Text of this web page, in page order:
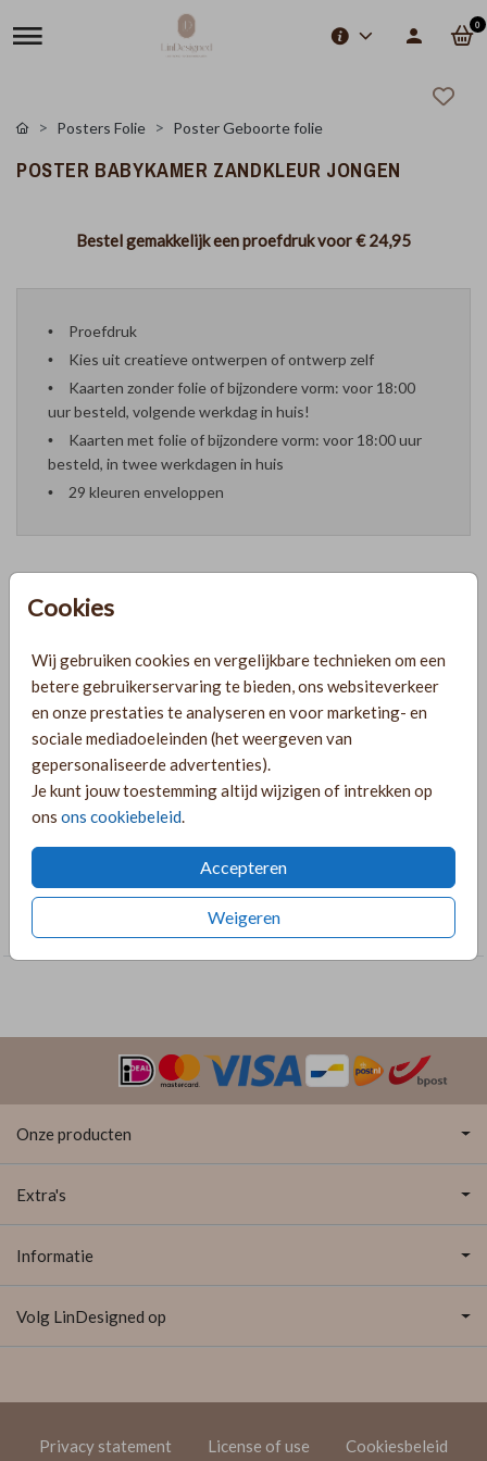
0
Cookies
Wij gebruiken cookies en vergelijkbare technieken om een
betere gebruikerservaring te bieden, ons websiteverkeer
en onze prestaties te analyseren en voor marketing- en
sociale mediadoeleinden (het weergeven van
gepersonaliseerde advertenties).
Je kunt jouw toestemming altijd wijzigen of intrekken op
ons ons cookiebeleid.
Accepteren
Weigeren
Posters Folie Poster Geboorte folie
POSTER BABYKAMER ZANDKLEUR JONGEN
Bestel gemakkelijk een proefdruk voor€ 24,95
Proefdruk
Kies uit creatieve ontwerpen of ontwerp zelf
Kaarten zonder folie of bijzondere vorm: voor 18:00
uur besteld, volgende werkdag in huis!
Kaarten met folie of bijzondere vorm: voor 18:00 uur
besteld, in twee werkdagen in huis
29 kleuren enveloppen
Formaten en prijzen
PRODUCTINFORMATIE
OMSCHRIJVING
Mooie jongens poster voor in de babykamer, met een
COLLECTIE
Onze producten
Extra's
Informatie
Volg LinDesigned op
Privacy statement License of use Cookiesbeleid